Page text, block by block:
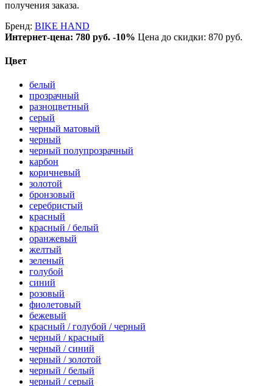
получения заказа.
Бренд: BIKE HAND
Интернет-цена: 780 руб. -10% Цена до скидки: 870 руб.
Цвет
белый
прозрачный
разноцветный
серый
черный матовый
черный
черный полупрозрачный
карбон
коричневый
золотой
бронзовый
серебристый
красный
красный / белый
оранжевый
желтый
зеленый
голубой
синий
розовый
фиолетовый
бежевый
красный / голубой / черный
черный / красный
черный / синий
черный / золотой
черный / белый
черный / серый